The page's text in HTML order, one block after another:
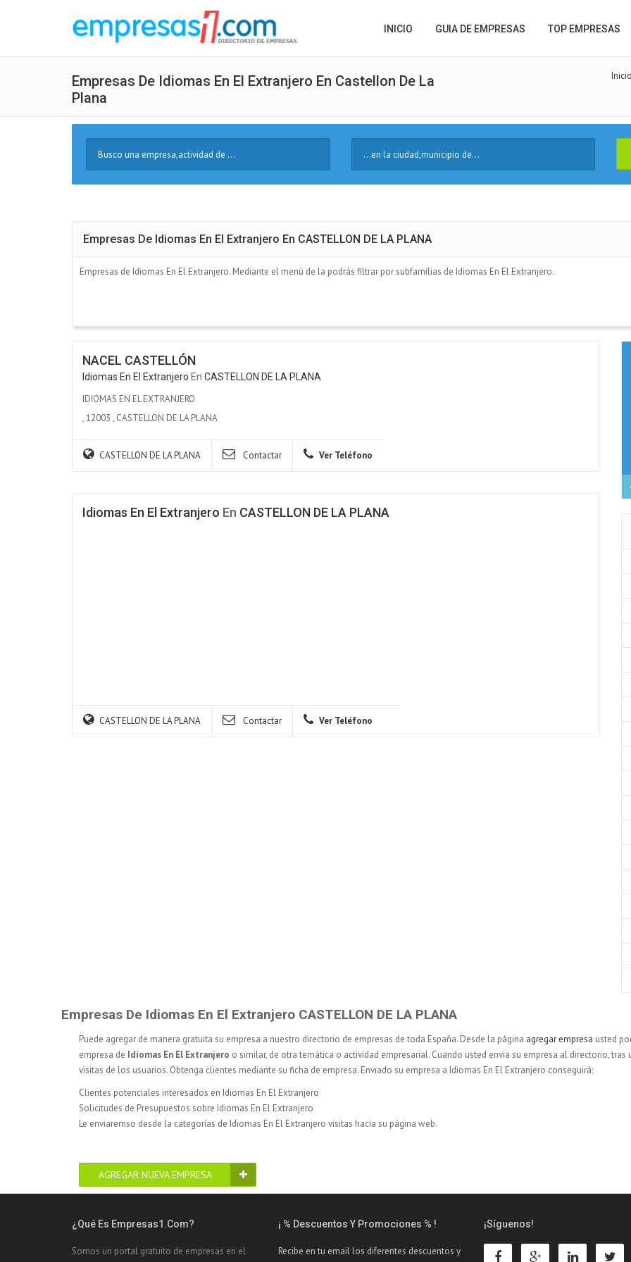
INICIO GUIA DE EMPRESAS TOP EMPRESAS
Empresas De Idiomas En El Extranjero En Castellon De La
Plana
Inicio
Texto
Empresas De Idiomas En El Extranjero En CASTELLON DE LA PLANA
Empresas de Idiomas En El Extranjero. Mediante el menú de la podrás filtrar por subfamilias de Idiomas En El Extranjero.
NACEL CASTELLÓN
Idiomas En El Extranjero En CASTELLON DE LA PLANA
IDIOMAS EN EL EXTRANJERO
,12003 , CASTELLON DE LA PLANA
CASTELLON DE LA PLANA Contactar Ver Teléfono
Idiomas En El Extranjero En CASTELLON DE LA PLANA
CASTELLON DE LA PLANA Contactar Ver Teléfono
Empresas De Idiomas En El Extranjero CASTELLON DE LA PLANA
Puede agregar de manera gratuita su empresa a nuestro directorio de empresas de toda España. Desde la página agregar empresa usted
empresa de Idiomas En El Extranjero o similar, de otra temática o actividad empresarial. Cuando usted envia su empresa al directorio,
visitas de los usuarios. Obtenga clientes mediante su ficha de empresa. Enviado su empresa a Idiomas En El Extranjero conseguirá:
Clientes potenciales interesados en Idiomas En El Extranjero
Solicitudes de Presupuestos sobre Idiomas En El Extranjero
Le enviaremso desde la categorías de Idiomas En El Extranjero visitas hacia su página web.
AGREGAR NUEVA EMPRESA
¿Qué Es Empresas1.com?
Somos un portal gratuito de empresas en el
¡ % Descuentos Y Promociones % !
Recibe en tu email los diferentes descuentos y
¡Síguenos!